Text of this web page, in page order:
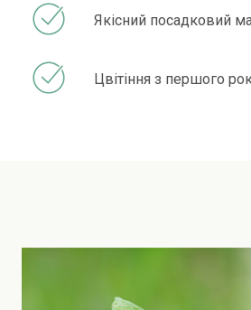
Якісний посадковий
Цвітіння з першого